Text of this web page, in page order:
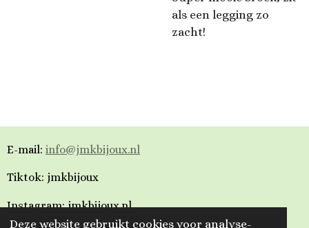
Deze website gebruikt cookies voor analyse-
als een legging zo
zacht!
E-mail: info@jmkbijoux.nl
Tiktok: jmkbijoux
Instagram: jmkbijoux.nl